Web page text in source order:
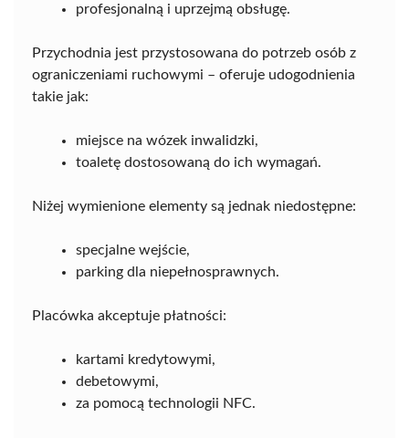
profesjonalną i uprzejmą obsługę.
Przychodnia jest przystosowana do potrzeb osób z
ograniczeniami ruchowymi – oferuje udogodnienia
takie jak:
miejsce na wózek inwalidzki,
toaletę dostosowaną do ich wymagań.
Niżej wymienione elementy są jednak niedostępne:
specjalne wejście,
parking dla niepełnosprawnych.
Placówka akceptuje płatności:
kartami kredytowymi,
debetowymi,
za pomocą technologii NFC.